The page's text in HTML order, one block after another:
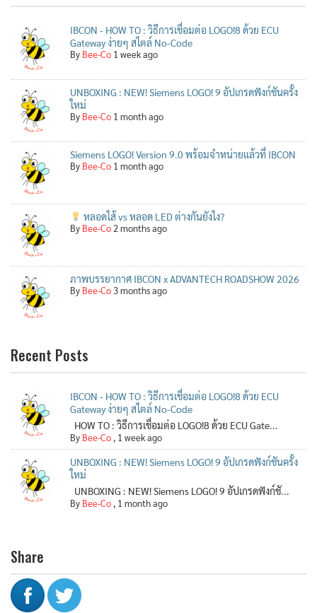
IBCON - HOW TO : วิธีการเชื่อมต่อ LOGO!8 ด้วย ECU
Gateway ง่ายๆ สไตล์ No-Code
By Bee-Co 1 week ago
UNBOXING : NEW! Siemens LOGO! 9 อัปเกรดฟังก์ชันครั้ง
ใหม่
By Bee-Co 1 month ago
Siemens LOGO! Version 9.0 พร้อมจำหน่ายแล้วที่ IBCON
By Bee-Co 1 month ago
หลอดไส้ vs หลอด LED ต่างกันยังไง?
By Bee-Co2 months ago
ภาพบรรยากาศ IBCON x ADVANTECH ROADSHOW 2026
By Bee-Co3 months ago
Recent Posts
IBCON - HOW TO : วิธีการเชื่อมต่อ LOGO!8 ด้วย ECU
Gateway ง่ายๆ สไตล์ No-Code
HOW TO : วิธีการเชื่อมต่อ LOGO!8 ด้วย ECU Gate...
By Bee-Co , 1 week ago
UNBOXING : NEW! Siemens LOGO! 9 อัปเกรดฟังก์ชันครั้ง
ใหม่
UNBOXING : NEW! Siemens LOGO! 9 อัปเกรดฟังก์ชั...
By Bee-Co , 1 month ago
Share